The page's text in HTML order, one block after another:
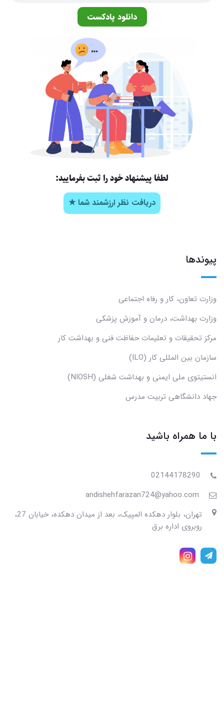
دانلود پادکست
لطفا پیشنهاد خود را ثبت بفرمایید:
دریافت نظر ارزشمند شما ★
پیوندها
وزارت تعاون، کار و رفاه اجتماعی
وزارت بهداشت، درمان و آموزش پزشکی
مرکز تحقیقات و تعلیمات حفاظت فنی و بهداشت کار
سازمان بین المللی کار (ILO)
انستیتوی ملی ایمنی و بهداشت شغلی (NIOSH)
جهاد دانشگاهی تربیت مدرس
با ما همراه باشید
02144178290
andishehfarazan724@yahoo.com
تهران، بلوار دهکده المپیک، بعد از میدان دهکده، خیابان 27،
روبروی اداره برق